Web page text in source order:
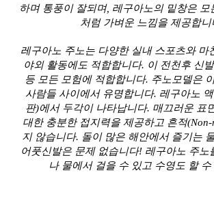
하며 통풍이 잘되며, 레구아노의 밑창은 모
처럼 가벼운 느낌을 제공합니
레구아노 주노는 다양한 실내 스포츠와 마
야외 활동에도 적합합니다. 이 전천후 신
등 모든 모험에 적합합니다. 주노모델은
사람들 사이에서 유명합니다. 레구아노
판)에서 두각이 나타납니다. 매끄러운 표
대한 충분한 접지력을 제공하고 흔적
지 않습니다. 돌이 많은 해안에서 즐기는
어풋신발은 문제 없습니다! 레구아노 주노
나 물에서 걸을 수 있고 수영도 할 수